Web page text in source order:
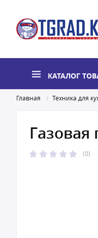
КАТАЛОГ
Главная Техника для
Газовая
(0)